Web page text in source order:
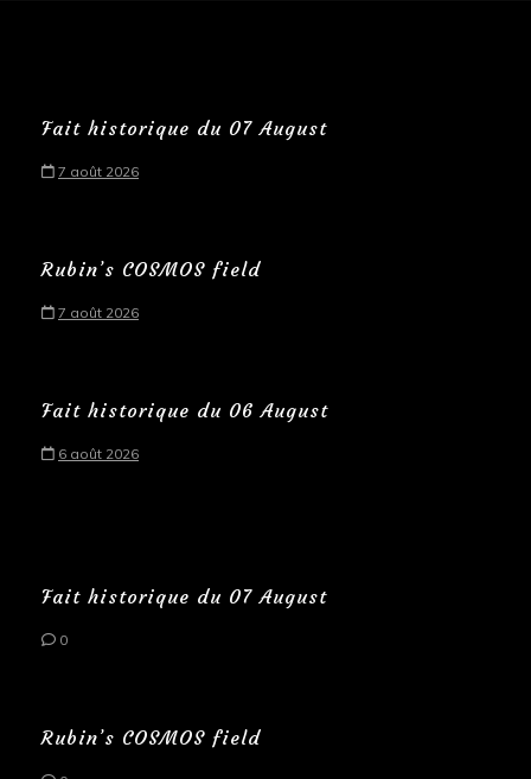
Fait historique du 07 August
7 août 2026
Rubin’s COSMOS field
7 août 2026
Fait historique du 06 August
6 août 2026
Fait historique du 07 August
0
Rubin’s COSMOS field